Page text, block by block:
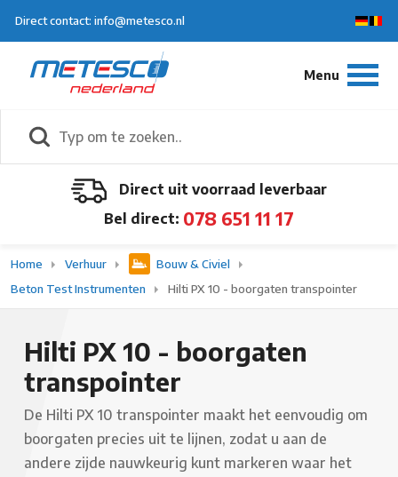
Direct contact: info@metesco.nl
Direct uit voorraad leverbaar
Bel direct: 078 651 11 17
Home Verhuur
Bouw & Civiel
Beton Test Instrumenten
Hilti PX 10 - boorgaten transpointer
Hilti PX 10 - boorgaten
transpointer
De Hilti PX 10 transpointer maakt het eenvoudig om
boorgaten precies uit te lijnen, zodat u aan de
andere zijde nauwkeurig kunt markeren waar het